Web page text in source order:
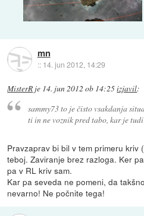
mn
:: 14. jun 2012, 14:29
MisterR je 14. jun 2012 ob 14:25izjavil:
sammy73 to je čisto vsakdanja
ti in ne voznik pred tabo, kar je
Pravzaprav bi bil v tem primeru kriv
teboj. Zaviranje brez razloga. Ker
pa v RL kriv sam.
Kar pa seveda ne pomeni, da
nevarno! Ne počnite tega!